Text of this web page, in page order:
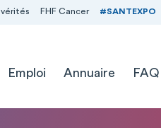
FHF Cancer #SANTEXPO
Emploi Annuaire